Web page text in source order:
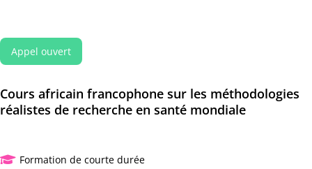
Appel ouvert
Cours africain francophone sur les méthodologies
réalistes de recherche en santé mondiale
 Formation de courte durée